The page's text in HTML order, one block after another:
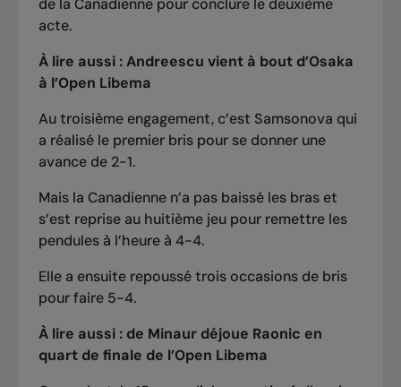
de la Canadienne pour conclure le deuxième
acte.
À lire aussi :Andreescu vient à bout d’Osaka
à l’Open Libema
Au troisième engagement, c’est Samsonova qui
a réalisé le premier bris pour se donner une
avance de 2-1.
Mais la Canadienne n’a pas baissé les bras et
s’est reprise au huitième jeu pour remettre les
pendules à l’heure à 4-4.
Elle a ensuite repoussé trois occasions de bris
pour faire 5-4.
À lire aussi : de Minaur déjoue Raonic en
quart de finale de l’Open Libema